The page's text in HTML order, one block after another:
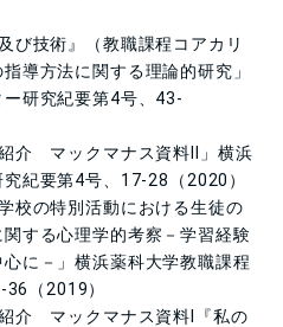
び技術』（教職課程コアカリ
導方法に関する理論的研究」
研究紀要第4号、43-
紹介 マックマナス資料Ⅱ」横浜
紀要第4号、17-28（2020）
校の特別活動における生徒の
関する心理学的考察－学習経験
に－」横浜薬科大学教職課程
（2019）
紹介 マックマナス資料Ⅰ『私の